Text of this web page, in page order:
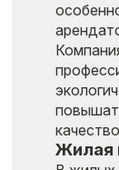
Жилая